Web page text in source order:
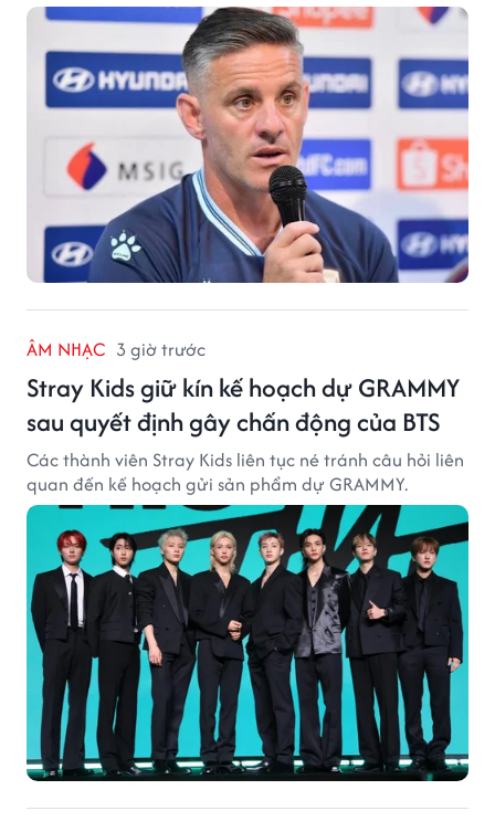
ÂM NHẠC 3 giờ trước
Stray Kids giữ kín kế hoạch dự GRAMMY
sau quyết định gây chấn động của BTS
Các thành viên Stray Kids liên tục né tránh câu hỏi liên
quan đến kế hoạch gửi sản phẩm dự GRAMMY.